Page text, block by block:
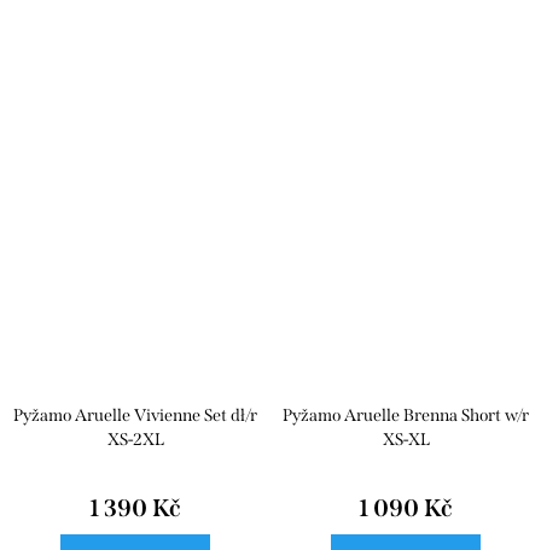
Pyžamo Aruelle Vivienne Set dł/r
XS-2XL
1 390 Kč
Pyžamo Aruelle Brenna Short w/r
XS-XL
1 090 Kč